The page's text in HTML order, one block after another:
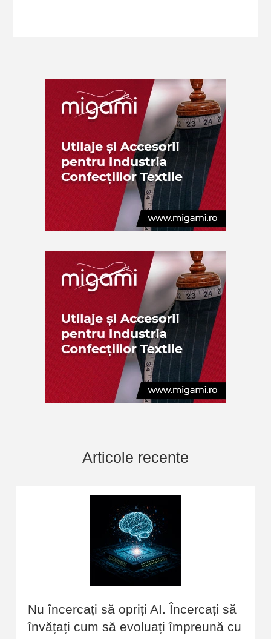
Articole recente
Nu încercați să opriți AI. Încercați să
învățați cum să evoluați împreună cu